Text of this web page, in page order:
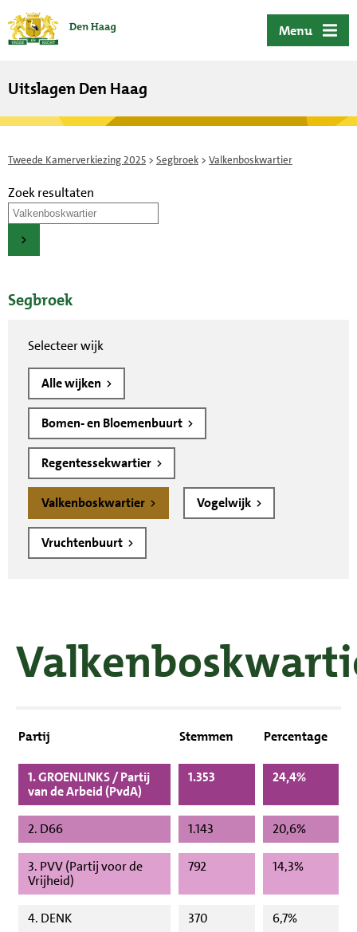
Menu
Uitslagen Den Haag
Tweede Kamerverkiezing 2025 > Segbroek > Valkenboskwartier
Zoek resultaten
Segbroek
Selecteer wijk
Alle wijken
Bomen- en Bloemenbuurt
Regentessekwartier
Valkenboskwartier Vogelwijk
Vruchtenbuurt
Partij Stemmen Percentage
1. GROENLINKS / Partij
van de Arbeid (PvdA)
1.353 24,4%
2. D66 1.143 20,6%
3. PVV (Partij voor de
Vrijheid)
792 14,3%
4. DENK 370 6,7%